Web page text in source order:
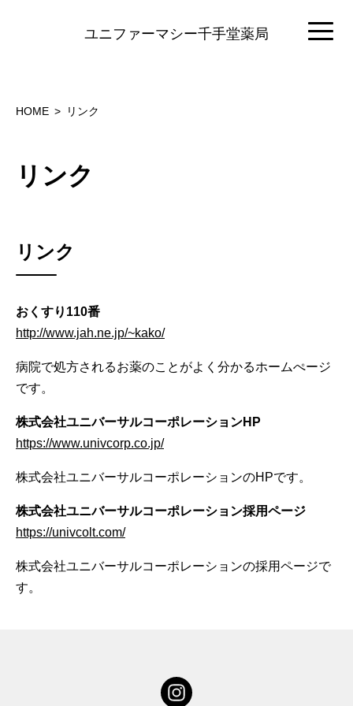
ユニファーマシー千手堂薬局
HOME リンク
リンク
リンク
おくすり110番
http://www.jah.ne.jp/~kako/
病院で処方されるお薬のことがよく分かるホームぺージ
です。
株式会社ユニバーサルコーポレーションHP
https://www.univcorp.co.jp/
株式会社ユニバーサルコーポレーションのHPです。
株式会社ユニバーサルコーポレーション採用ページ
https://univcolt.com/
株式会社ユニバーサルコーポレーションの採用ページで
す。